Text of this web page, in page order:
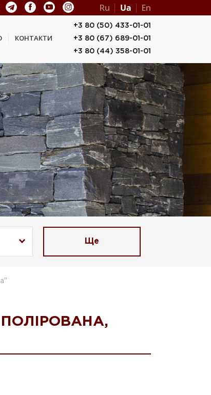
Ru Ua En
КОНТАКТИ
+3 80 (50) 433-01-01
+3 80 (67) 689-01-01
+3 80 (44) 358-01-01
Ще